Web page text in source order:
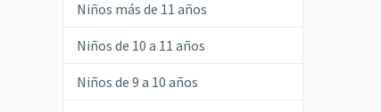
Niños más de 11 años
Niños de 10 a 11 años
Niños de 9 a 10 años